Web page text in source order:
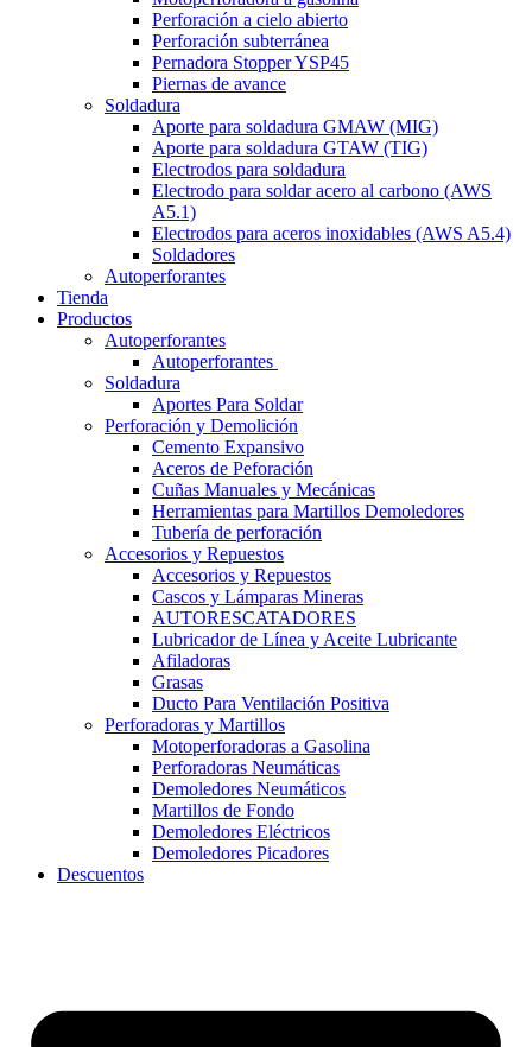
Perforación a cielo abierto
Perforación subterránea
Pernadora Stopper YSP45
Piernas de avance
Soldadura
Aporte para soldadura GMAW (MIG)
Aporte para soldadura GTAW (TIG)
Electrodos para soldadura
Electrodo para soldar acero al carbono (AWS
A5.1)
Electrodos para aceros inoxidables (AWS A5.4)
Soldadores
Autoperforantes
Tienda
Productos
Autoperforantes
Autoperforantes
Soldadura
Aportes Para Soldar
Perforación y Demolición
Cemento Expansivo
Aceros de Peforación
Cuñas Manuales y Mecánicas
Herramientas para Martillos Demoledores
Tubería de perforación
Accesorios y Repuestos
Accesorios y Repuestos
Cascos y Lámparas Mineras
AUTORESCATADORES
Lubricador de Línea y Aceite Lubricante
Afiladoras
Grasas
Ducto Para Ventilación Positiva
Perforadoras y Martillos
Motoperforadoras a Gasolina
Perforadoras Neumáticas
Demoledores Neumáticos
Martillos de Fondo
Demoledores Eléctricos
Demoledores Picadores
Descuentos